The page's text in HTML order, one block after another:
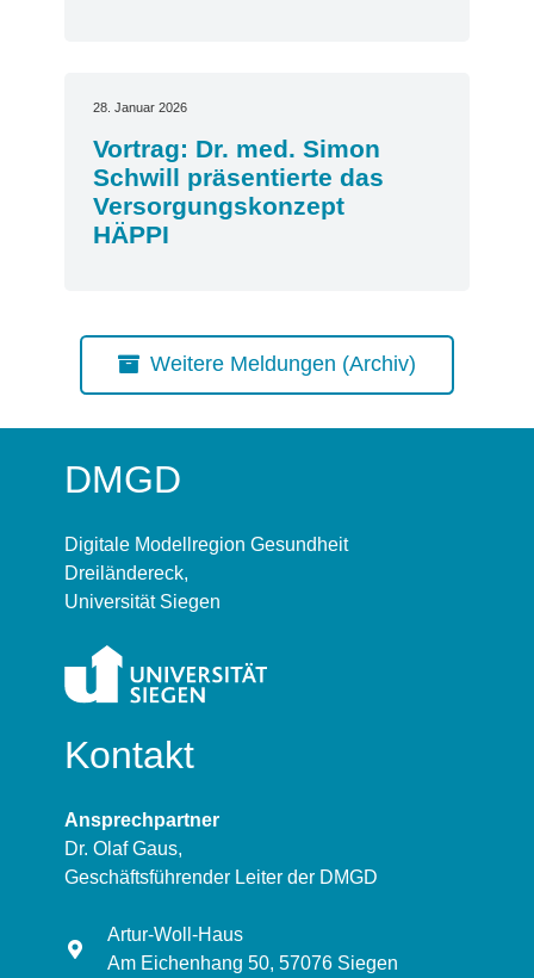
28. Januar 2026
Vortrag: Dr. med. Simon
Schwill präsentierte das
Versorgungskonzept
HÄPPI
Weitere Meldungen (Archiv)
DMGD
Digitale Modellregion Gesundheit
Dreiländereck,
Universität Siegen
Kontakt
Ansprechpartner
Dr. Olaf Gaus,
Geschäftsführender Leiter der DMGD
Artur-Woll-Haus
Am Eichenhang 50, 57076 Siegen